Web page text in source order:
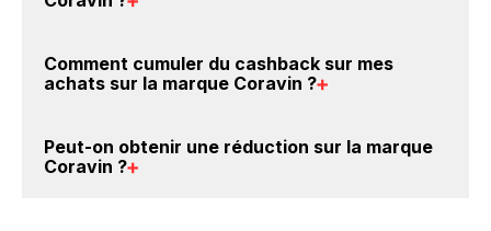
compte gratuitement pour cumuler vos réductions
cashback sur vos achats sur la marque Coravin. Oui,
Coravin.
Comment cumuler du cashback sur mes
achats sur la marque Coravin ?
Coravin : Créez votre compte sur BackBackBack et
Peut-on obtenir une réduction sur la marque
Coravin ?